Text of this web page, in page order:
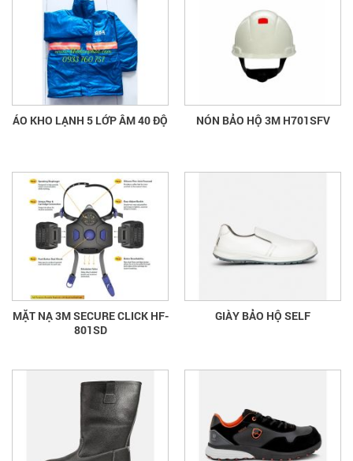
ÁO KHO LẠNH 5 LỚP ÂM 40 ĐỘ NÓN BẢO HỘ 3M H701SFV
MẶT NẠ 3M SECURE CLICK HF-
801SD
GIÀY BẢO HỘ SELF